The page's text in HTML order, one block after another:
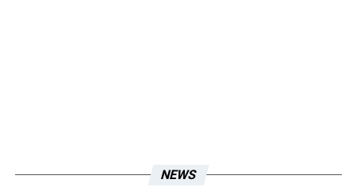
NEWS